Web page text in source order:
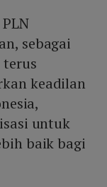
sebagai
terus
keadilan
untuk
baik bagi